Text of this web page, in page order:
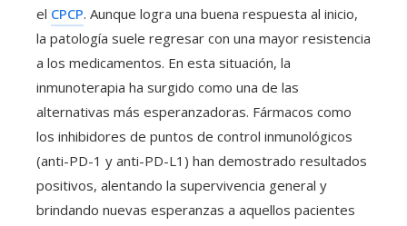
el CPCP. Aunque logra una buena respuesta al inicio,
la patología suele regresar con una mayor resistencia
a los medicamentos. En esta situación, la
inmunoterapia ha surgido como una de las
alternativas más esperanzadoras. Fármacos como
los inhibidores de puntos de control inmunológicos
(anti-PD-1 y anti-PD-L1) han demostrado resultados
positivos, alentando la supervivencia general y
brindando nuevas esperanzas a aquellos pacientes